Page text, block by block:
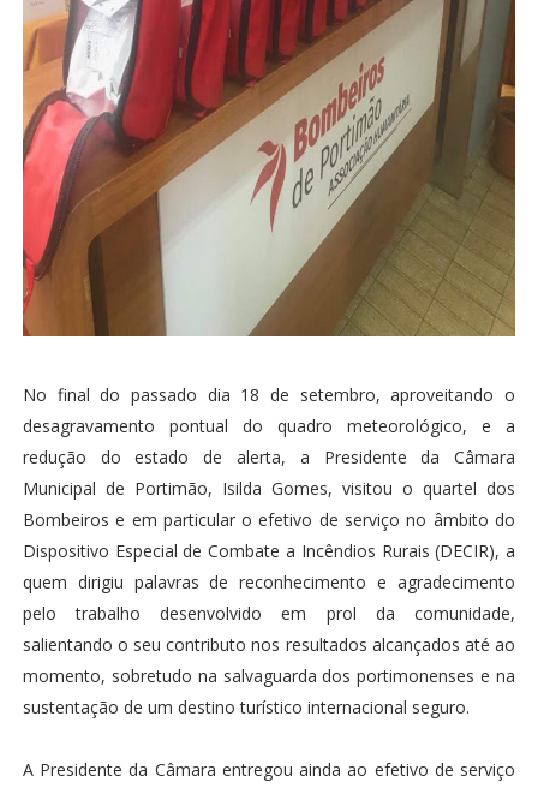
No final do passado dia 18 de setembro, aproveitando o
desagravamento pontual do quadro meteorológico, e a
redução do estado de alerta, a Presidente da Câmara
Municipal de Portimão, Isilda Gomes, visitou o quartel dos
Bombeiros e em particular o efetivo de serviço no âmbito do
Dispositivo Especial de Combate a Incêndios Rurais (DECIR), a
quem dirigiu palavras de reconhecimento e agradecimento
pelo trabalho desenvolvido em prol da comunidade,
salientando o seu contributo nos resultados alcançados até ao
momento, sobretudo na salvaguarda dos portimonenses e na
sustentação de um destino turístico internacional seguro.
A Presidente da Câmara entregou ainda ao efetivo de serviço